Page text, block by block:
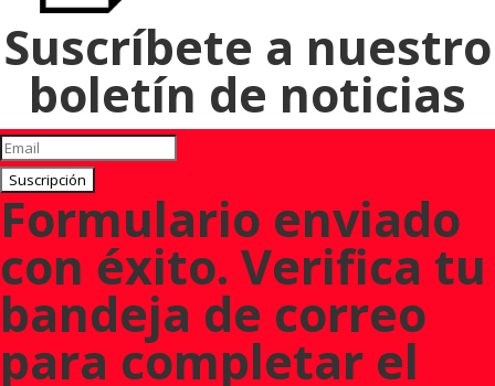
Suscríbete a nuestro
boletín de noticias
Suscripción
Formulario enviado
con éxito. Verifica tu
bandeja de correo
para completar el